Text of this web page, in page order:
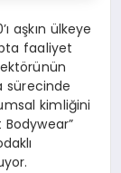
aşkın ülkeye
faaliyet
sürecinde
kimliğini